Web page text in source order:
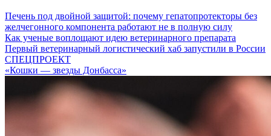
Печень под двойной защитой: почему гепатопротекторы без
желчегонного компонента работают не в полную силу
Как ученые воплощают идею ветеринарного препарата
Первый ветеринарный логистический хаб запустили в России
СПЕЦПРОЕКТ
«Кошки — звезды Донбасса»